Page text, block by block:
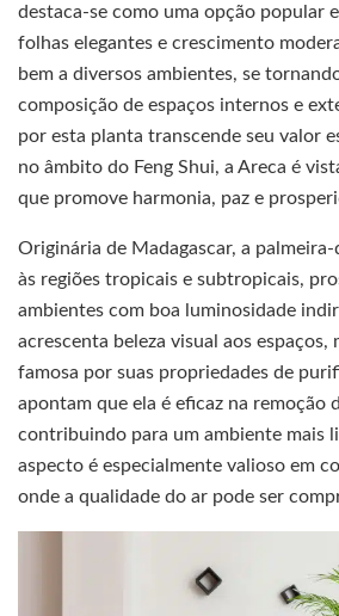
destaca-se como uma opção popular
folhas elegantes e crescimento
bem a diversos ambientes, se
composição de espaços internos e
por esta planta transcende seu valor
no âmbito do Feng Shui, a Areca é
que promove harmonia, paz e
Originária de Madagascar, a
às regiões tropicais e subtropicais,
ambientes com boa luminosidade
acrescenta beleza visual aos espaços,
famosa por suas propriedades de
apontam que ela é eficaz na remoção
contribuindo para um ambiente mais
aspecto é especialmente valioso em
onde a qualidade do ar pode ser